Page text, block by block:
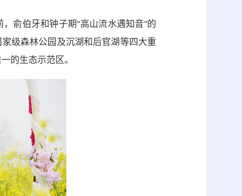
俞伯牙和钟子期"高山流水遇知音"的
级森林公园及沉湖和后官湖等四大重
的生态示范区。